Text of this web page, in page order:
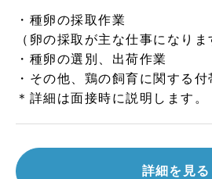
・種卵の採取作業
（卵の採取が主な仕事になりま
・種卵の選別、出荷作業
・その他、鶏の飼育に関する付
＊詳細は面接時に説明します。
詳細を見る